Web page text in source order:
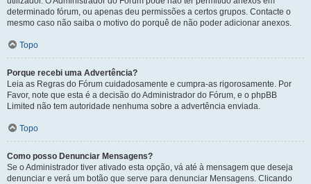
determinado fórum, ou apenas deu permissões a certos grupos. Contacte o
mesmo caso não saiba o motivo do porquê de não poder adicionar anexos.
Topo
Porque recebi uma Advertência?
Leia as Regras do Fórum cuidadosamente e cumpra-as rigorosamente. Por
Favor, note que esta é a decisão do Administrador do Fórum, e o phpBB
Limited não tem autoridade nenhuma sobre a advertência enviada.
Topo
Como posso Denunciar Mensagens?
Se o Administrador tiver ativado esta opção, vá até à mensagem que deseja
denunciar e verá um botão que serve para denunciar Mensagens. Clicando